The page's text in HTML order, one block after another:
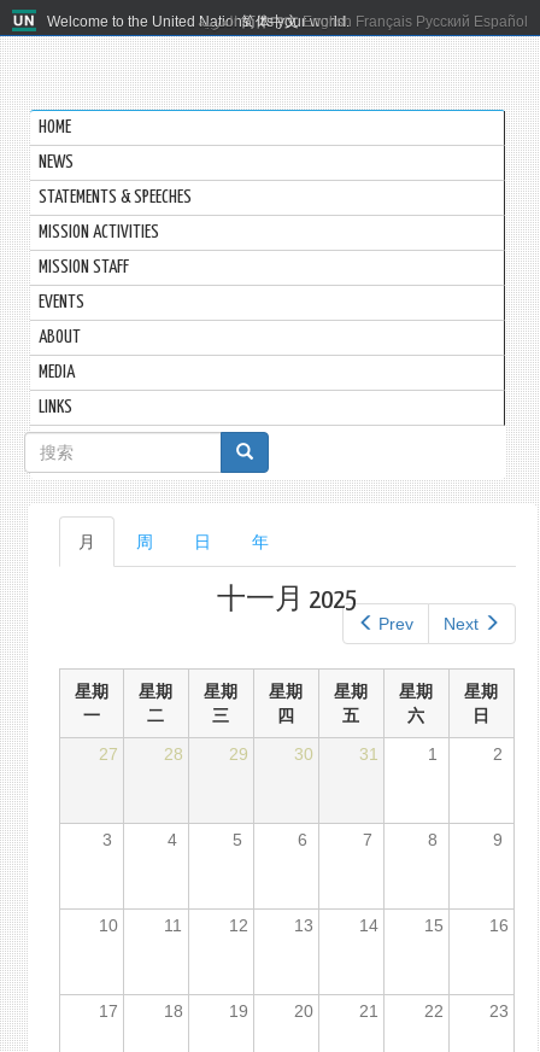
Welcome to the United Nations. It's your world.
العربية 简体中文 English Français Русский Español
HOME
NEWS
STATEMENTS & SPEECHES
MISSION ACTIVITIES
MISSION STAFF
EVENTS
ABOUT
MEDIA
LINKS
搜
索
表
单
主
标
月 周 日 年
Prev Next
十一月 2025
星期
一
星期
二
星期
三
星期
四
星期
五
星期
六
星期
日
27
28 29 30 31 1 2
3 4 5 6 7 8 9
10 11 12 13 14 15 16
17 18 19 20 21 22 23